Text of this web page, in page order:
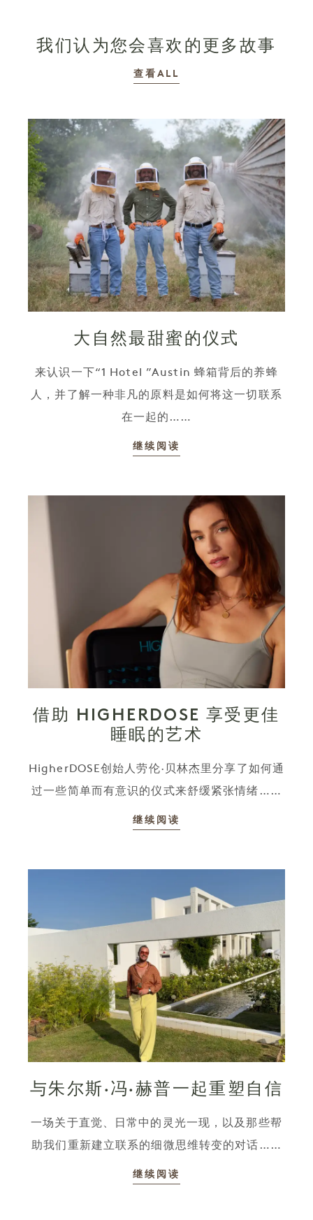
我们认为您会喜欢的更多故事
查看ALL
大自然最甜蜜的仪式
来认识一下“1 Hotel ”Austin 蜂箱背后的养蜂
人，并了解一种非凡的原料是如何将这一切联系
在一起的……
继续阅读
借助 HIGHERDOSE 享受更佳
睡眠的艺术
HigherDOSE创始人劳伦·贝林杰里分享了如何通
过一些简单而有意识的仪式来舒缓紧张情绪……
继续阅读
与朱尔斯·冯·赫普一起重塑自信
一场关于直觉、日常中的灵光一现，以及那些帮
助我们重新建立联系的细微思维转变的对话……
继续阅读